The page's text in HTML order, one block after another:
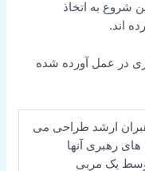
شروع به اتخاذ
اند.
در عمل آورده شده
ارشد طراحی می
رهبری آنها
یک مربی